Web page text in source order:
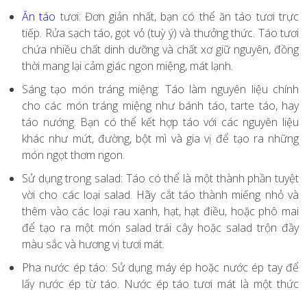
Ăn táo tươi: Đơn giản nhất, bạn có thể ăn táo tươi trực
tiếp. Rửa sạch táo, gọt vỏ (tuỳ ý) và thưởng thức. Táo tươi
chứa nhiều chất dinh dưỡng và chất xơ giữ nguyên, đồng
thời mang lại cảm giác ngon miệng, mát lạnh.
Sáng tạo món tráng miệng: Táo làm nguyên liệu chính
cho các món tráng miệng như bánh táo, tarte táo, hay
táo nướng. Bạn có thể kết hợp táo với các nguyên liệu
khác như mứt, đường, bột mì và gia vị để tạo ra những
món ngọt thơm ngon.
Sử dụng trong salad: Táo có thể là một thành phần tuyệt
vời cho các loại salad. Hãy cắt táo thành miếng nhỏ và
thêm vào các loại rau xanh, hạt, hạt điều, hoặc phô mai
để tạo ra một món salad trái cây hoặc salad trộn đầy
màu sắc và hương vị tươi mát.
Pha nước ép táo: Sử dụng máy ép hoặc nước ép tay để
lấy nước ép từ táo. Nước ép táo tươi mát là một thức